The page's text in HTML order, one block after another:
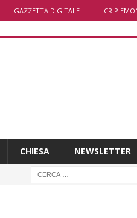
GAZZETTA DIGITALE CR
CHIESA NEWSLETTER